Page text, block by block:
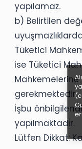
yapılamaz.
b) Belirtilen
Tüketici
ise Tüketici
Mahkemelerine
gerekmektedir.
İşbu
yapılmaktadır.
Lütfen Dikkat: